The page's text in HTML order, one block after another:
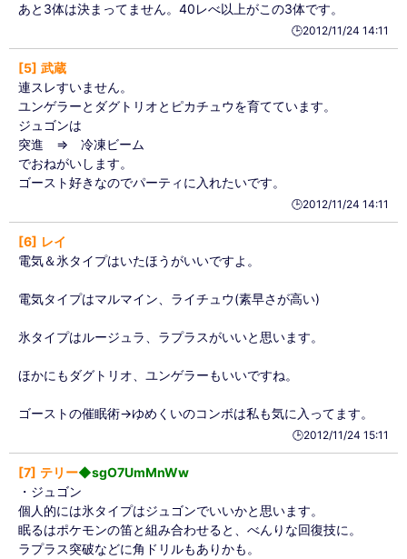
あと3体は決まってません。40レべ以上がこの3体です。
🕒️2012/11/24 14:11
5 武蔵
連スレすいません。
ユンゲラーとダグトリオとピカチュウを育てています。
ジュゴンは
突進 ⇒ 冷凍ビーム
でおねがいします。
ゴースト好きなのでパーティに入れたいです。
🕒️2012/11/24 14:11
6
レイ
電気＆氷タイプはいたほうがいいですよ。
電気タイプはマルマイン、ライチュウ(素早さが高い)
氷タイプはルージュラ、ラプラスがいいと思います。
ほかにもダグトリオ、ユンゲラーもいいですね。
ゴーストの催眠術→ゆめくいのコンボは私も気に入ってます。
🕒️2012/11/24 15:11
7 テリー◆sgO7UmMnWw
・ジュゴン
個人的には氷タイプはジュゴンでいいかと思います。
眠るはポケモンの笛と組み合わせると、べんりな回復技に。
ラプラス突破などに角ドリルもありかも。